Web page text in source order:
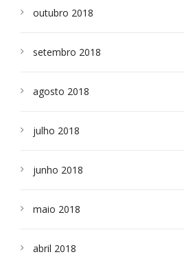
outubro 2018
setembro 2018
agosto 2018
julho 2018
junho 2018
maio 2018
abril 2018